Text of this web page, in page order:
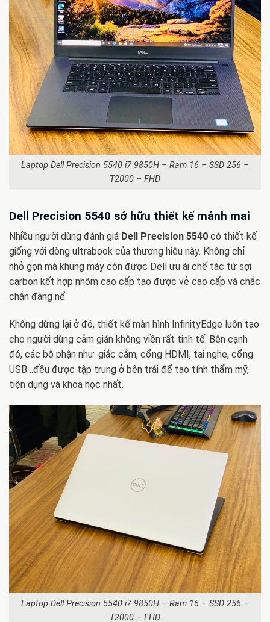
Laptop Dell Precision 5540 i7 9850H – Ram 16 – SSD 256 –
T2000 – FHD
Dell Precision 5540 sở hữu thiết kế mảnh mai
Nhiều người dùng đánh giá Dell Precision 5540 có thiết kế
giống với dòng ultrabook của thương hiệu này. Không chỉ
nhỏ gọn mà khung máy còn được Dell ưu ái chế tác từ sợi
carbon kết hợp nhôm cao cấp tạo được vẻ cao cấp và chắc
chắn đáng nể.
Không dừng lại ở đó, thiết kế màn hình InfinityEdge luôn tạo
cho người dùng cảm gián không viền rất tinh tế. Bên cạnh
đó, các bộ phận như: giắc cắm, cổng HDMI, tai nghe, cổng
USB…đều được tập trung ở bên trái để tạo tính thẩm mỹ,
tiện dụng và khoa học nhất.
Laptop Dell Precision 5540 i7 9850H – Ram 16 – SSD 256 –
T2000 – FHD